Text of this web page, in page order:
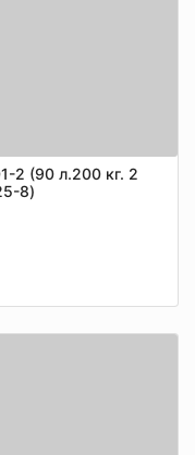
2 (90 л.200 кг. 2
8)